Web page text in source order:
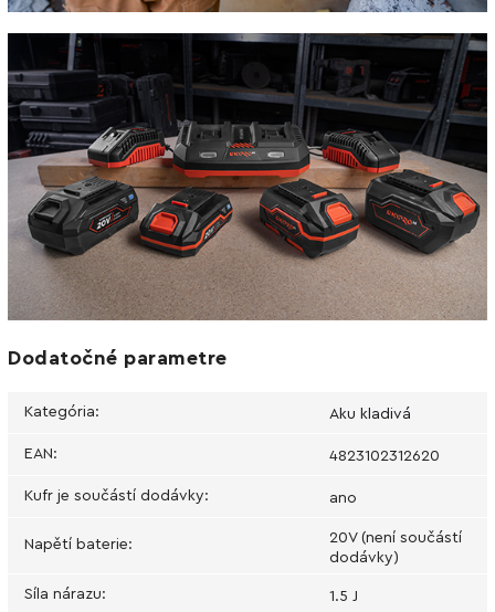
Dodatočné parametre
Kategória: Aku kladivá
EAN: 4823102312620
Kufr je součástí dodávky: ano
Napětí baterie:
20V (není součástí
dodávky)
Síla nárazu: 1.5 J